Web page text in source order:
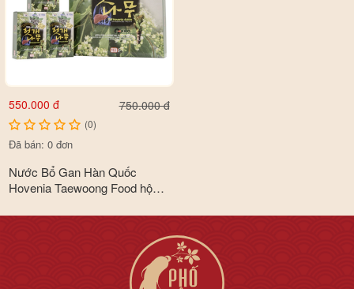
550.000 đ 750.000 đ
(0)
Đã bán: 0 đơn
Nước Bổ Gan Hàn Quốc
Hovenia Taewoong Food hộp